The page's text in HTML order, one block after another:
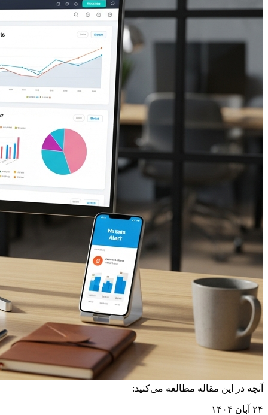
آنچه در این مقاله مطالعه می‌کنید:
۲۴ آبان ۱۴۰۴